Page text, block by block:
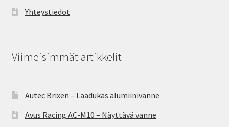
Yhteystiedot
Viimeisimmät artikkelit
Autec Brixen – Laadukas alumiinivanne
Avus Racing AC-M10 – Näyttävä vanne